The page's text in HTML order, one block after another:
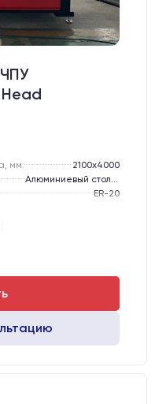
мм:
2100х4000
ER-20